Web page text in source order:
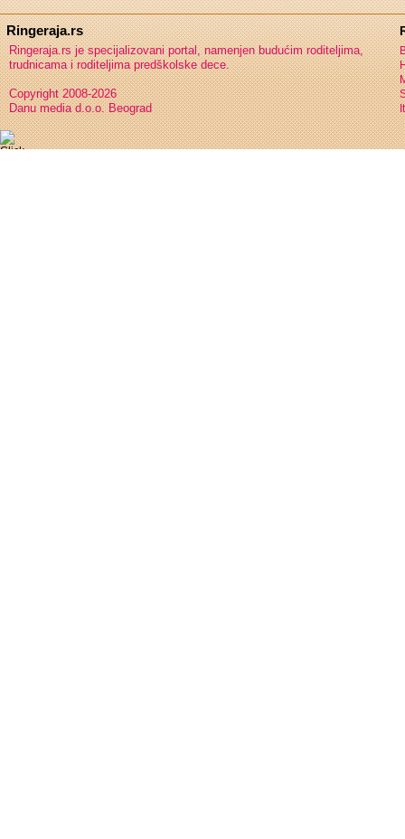
Ringeraja.rs
Ringeraja.rs je specijalizovani portal, namenjen budućim roditeljima,
trudnicama i roditeljima predškolske dece.
Copyright 2008-2026
Danu media d.o.o. Beograd